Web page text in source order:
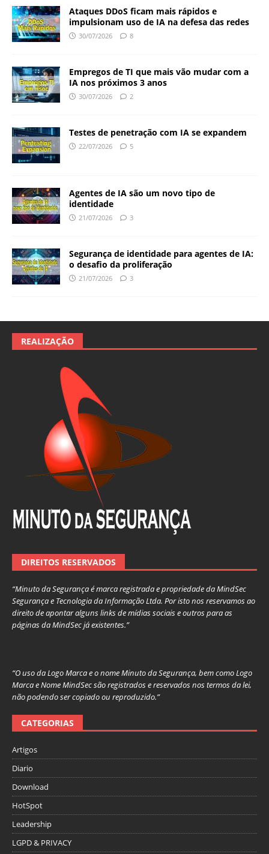
Ataques DDoS ficam mais rápidos e
impulsionam uso de IA na defesa das redes
30/07/2026 8
Empregos de TI que mais vão mudar com a
IA nos próximos 3 anos
30/07/2026 2
Testes de penetração com IA se expandem
22/07/2026 5
Agentes de IA são um novo tipo de
identidade
21/07/2026 3
Segurança de identidade para agentes de IA:
o desafio da proliferação
21/07/2026 3
REALIZAÇÃO
DIREITOS RESERVADOS
“Minuto da Segurança é marca registrada e propriedade da MindSec
Segurança e Tecnologia da Informação Ltda. Por isto nos reservamos ao
direito de apontar alguns links de mídias sociais e outros para as
páginas da MindSec já existentes.”
“O uso da Logo Marca e o nome Minuto da Segurança, bem como Logo
Marca e Nome MindSec são registrados e reservados nos termos da lei,
não podendo ser copiado ou reproduzido.”
CATEGORIAS
Artigos
Diario
Download
HotSpot
Leadership
LGPD & PRIVACY